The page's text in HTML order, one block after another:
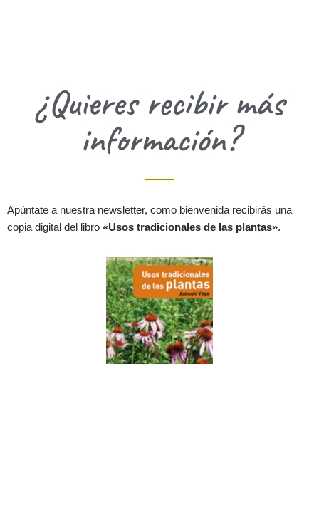
¿Quieres recibir más
información?
Apúntate a nuestra newsletter, como bienvenida recibirás una
copia digital del libro «Usos tradicionales de las plantas».